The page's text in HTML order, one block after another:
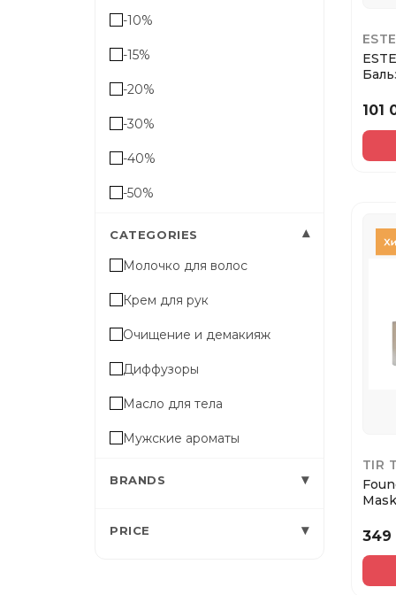
-10%
-15%
-20%
-30%
-40%
-50%
CATEGORIES ▾
Молочко для волос
Крем для рук
Очищение и демакияж
Диффузоры
Масло для тела
Мужские ароматы
Отбеливающие средства
BRANDS ▾
PRICE ▾
101
TIR
349